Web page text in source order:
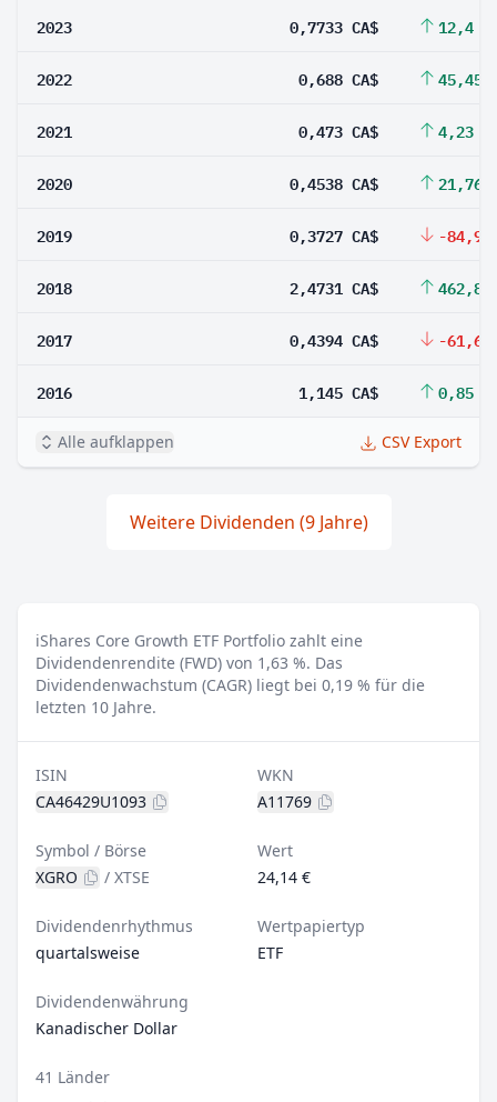
2023 0,7733 CA$ 12,4 %
2022 0,688 CA$ 45,45
2021 0,473 CA$ 4,23 %
2020 0,4538 CA$ 21,76
2019 0,3727 CA$ -84,93
2018 2,4731 CA$ 462,84
2017 0,4394 CA$ -61,62
2016 1,145 CA$ 0,85 %
Alle aufklappen CSV Export
Weitere Dividenden (9 Jahre)
iShares Core Growth ETF Portfolio zahlt eine
Dividendenrendite (FWD) von 1,63 %. Das
Dividendenwachstum (CAGR) liegt bei 0,19 % für die
letzten 10 Jahre.
ISIN
CA46429U1093
WKN
A11769
Symbol / Börse
XGRO
/ XTSE
Wert
24,14 €
Dividendenrhythmus
quartalsweise
Wertpapiertyp
ETF
Dividendenwährung
Kanadischer Dollar
41 Länder